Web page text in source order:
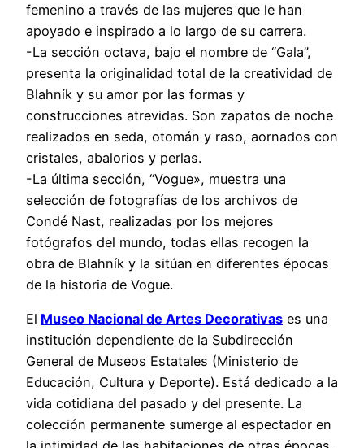
femenino a través de las mujeres que le han
apoyado e inspirado a lo largo de su carrera.
-La sección octava, bajo el nombre de “Gala”,
presenta la originalidad total de la creatividad de
Blahník y su amor por las formas y
construcciones atrevidas. Son zapatos de noche
realizados en seda, otomán y raso, aornados con
cristales, abalorios y perlas.
-La última sección, “Vogue», muestra una
selección de fotografías de los archivos de
Condé Nast, realizadas por los mejores
fotógrafos del mundo, todas ellas recogen la
obra de Blahník y la sitúan en diferentes épocas
de la historia de Vogue.
El Museo Nacional de Artes Decorativas es una
institución dependiente de la Subdirección
General de Museos Estatales (Ministerio de
Educación, Cultura y Deporte). Está dedicado a la
vida cotidiana del pasado y del presente. La
colección permanente sumerge al espectador en